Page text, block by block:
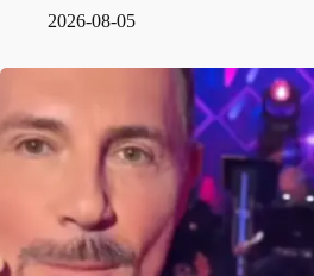
2026-08-05